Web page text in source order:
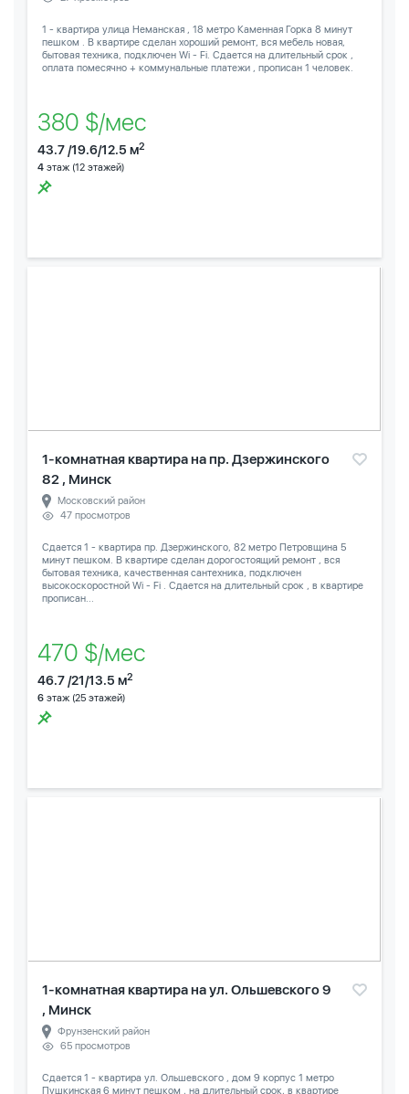
1 - квартира улица Неманская , 18 метро Каменная Горка 8 минут
пешком . В квартире сделан хороший ремонт, вся мебель новая,
бытовая техника, подключен Wi - Fi. Сдается на длительный срок ,
оплата помесячно + коммунальные платежи , прописан 1 человек.
380 $/мес
43.7 /19.6/12.5 м2
4 этаж (12 этажей)
1-комнатная квартира на пр. Дзержинского
82 , Минск
Московский район
47 просмотров
Сдается 1 - квартира пр. Дзержинского, 82 метро Петровщина 5
минут пешком. В квартире сделан дорогостоящий ремонт , вся
бытовая техника, качественная сантехника, подключен
высокоскоростной Wi - Fi . Сдается на длительный срок , в квартире
прописан...
470 $/мес
46.7 /21/13.5 м2
6 этаж (25 этажей)
1-комнатная квартира на ул. Ольшевского 9
, Минск
Фрунзенский район
65 просмотров
Сдается 1 - квартира ул. Ольшевского , дом 9 корпус 1 метро
Пушкинская 6 минут пешком , на длительный срок, в квартире